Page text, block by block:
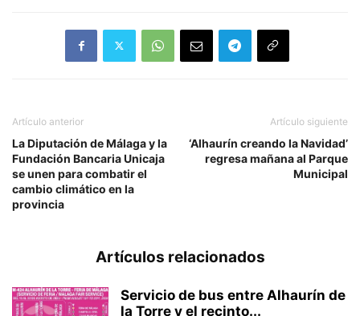
Artículo anterior
La Diputación de Málaga y la
Fundación Bancaria Unicaja
se unen para combatir el
cambio climático en la
provincia
Artículo siguiente
‘Alhaurín creando la Navidad’
regresa mañana al Parque
Municipal
Artículos relacionados
Servicio de bus entre Alhaurín de
la Torre y el recinto...